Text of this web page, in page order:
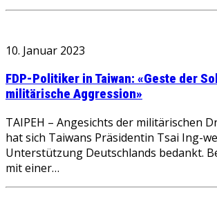
10. Januar 2023
FDP-Politiker in Taiwan: «Geste der
militärische Aggression»
TAIPEH – Angesichts der militärischen
hat sich Taiwans Präsidentin Tsai Ing-
Unterstützung Deutschlands bedankt.
mit einer…